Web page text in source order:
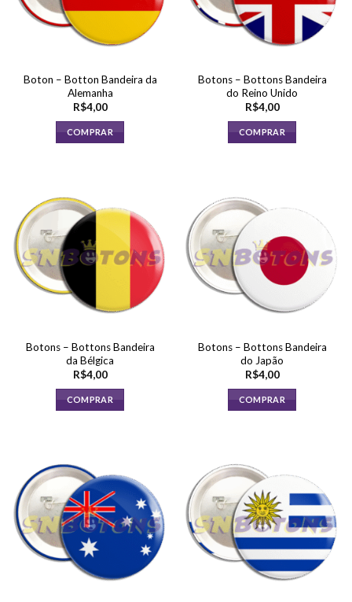
Boton – Botton Bandeira da
Alemanha
R$4,00
COMPRAR
Botons – Bottons Bandeira
do Reino Unido
R$4,00
COMPRAR
Botons – Bottons Bandeira
da Bélgica
R$4,00
COMPRAR
Botons – Bottons Bandeira
do Japão
R$4,00
COMPRAR